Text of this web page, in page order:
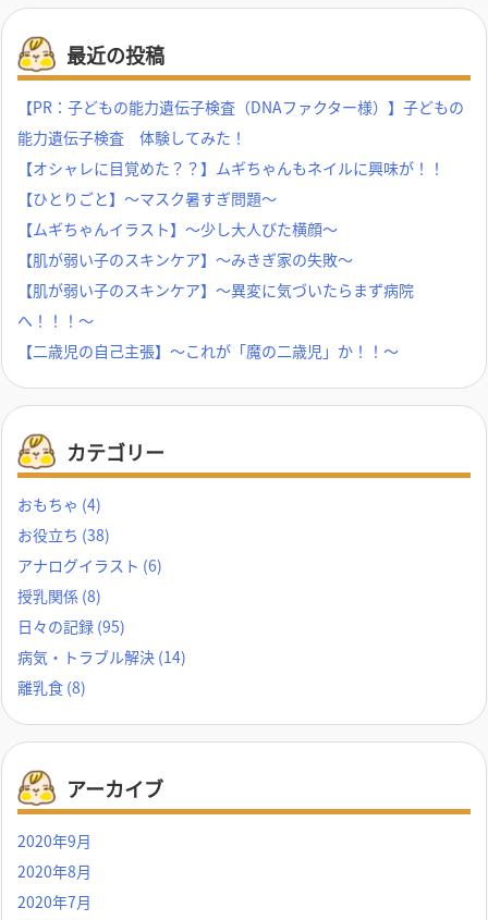
最近の投稿
【PR：子どもの能力遺伝子検査（DNAファクター様）】子どもの
能力遺伝子検査 体験してみた！
【オシャレに目覚めた？？】ムギちゃんもネイルに興味が！！
【ひとりごと】～マスク暑すぎ問題～
【ムギちゃんイラスト】～少し大人びた横顔～
【肌が弱い子のスキンケア】～みきぎ家の失敗～
【肌が弱い子のスキンケア】～異変に気づいたらまず病院
へ！！！～
【二歳児の自己主張】～これが「魔の二歳児」か！！～
カテゴリー
おもちゃ (4)
お役立ち (38)
アナログイラスト (6)
授乳関係 (8)
日々の記録 (95)
病気・トラブル解決 (14)
離乳食 (8)
アーカイブ
2020年9月
2020年8月
2020年7月